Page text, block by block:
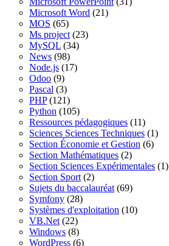
Microsoft Word (21)
MOS (65)
Ms project (23)
MySQL (34)
News (98)
Node.js (17)
Odoo (9)
Pascal (3)
PHP(121)
Python (105)
Ressources pédagogiques (11)
Sciences Sciences Techniques (1)
Section Économie et Gestion (6)
Section Mathématiques (2)
Section Sciences Expérimentales (1)
Section Sport (2)
Sujets du baccalauréat (69)
Symfony (28)
Systèmes d'exploitation (10)
VB.Net (22)
Windows (8)
WordPress (6)